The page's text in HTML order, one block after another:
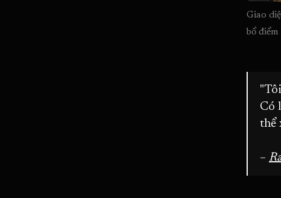
Giao
bổ
Có
thể
–